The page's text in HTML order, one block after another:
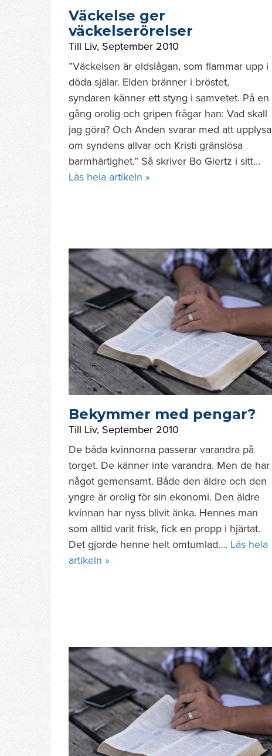
Väckelse ger
väckelserörelser
Till Liv, September 2010
”Väckelsen är eldslågan, som flammar upp i
döda själar. Elden bränner i bröstet,
syndaren känner ett styng i samvetet. På en
gång orolig och gripen frågar han: Vad skall
jag göra? Och Anden svarar med att upplysa
om syndens allvar och Kristi gränslösa
barmhärtighet.” Så skriver Bo Giertz i sitt…
Läs hela artikeln »
Bekymmer med pengar?
Till Liv, September 2010
De båda kvinnorna passerar varandra på
torget. De känner inte varandra. Men de har
något gemensamt. Både den äldre och den
yngre är orolig för sin ekonomi. Den äldre
kvinnan har nyss blivit änka. Hennes man
som alltid varit frisk, fick en propp i hjärtat.
Det gjorde henne helt omtumlad…. Läs hela
artikeln »